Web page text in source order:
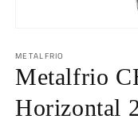
multimedia
1
en
ventana
modal
METALFRIO
Metalfrio
Horizontal